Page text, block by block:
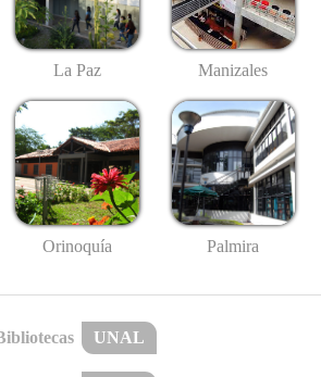
La Paz Manizales
Orinoquía Palmira
UNAL